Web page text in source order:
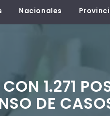
Nacionales
1.271
DE